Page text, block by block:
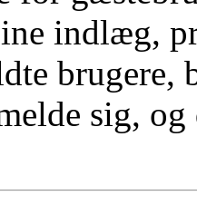
indlæg,
brugere,
sig,